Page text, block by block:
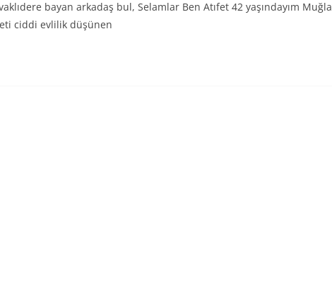
bayan arkadaş bul, Selamlar Ben Atıfet 42 yaşındayım Muğla
ciddi evlilik düşünen